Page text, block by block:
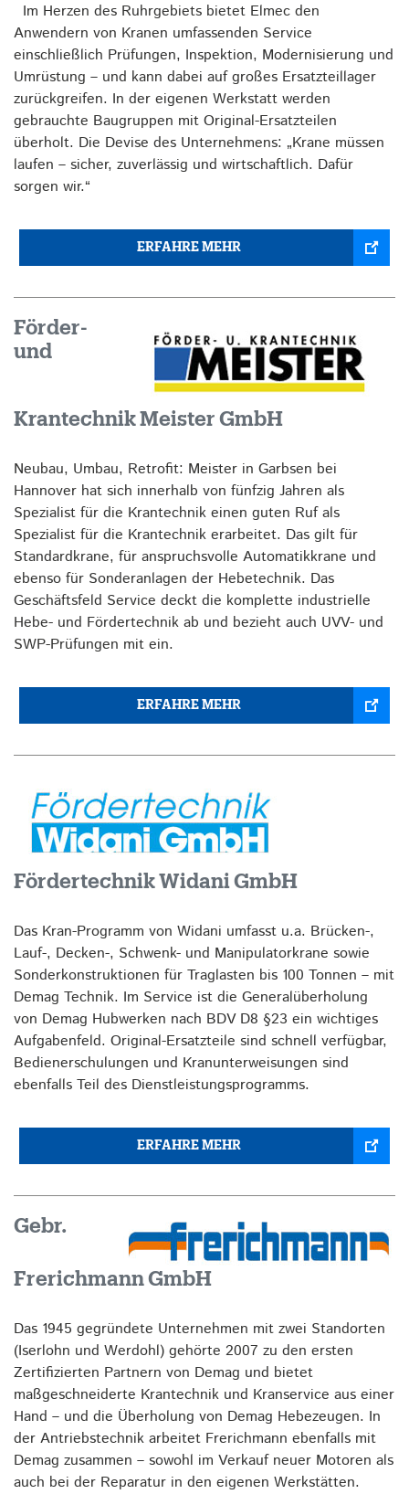
Im Herzen des Ruhrgebiets bietet Elmec den
Anwendern von Kranen umfassenden Service
einschließlich Prüfungen, Inspektion, Modernisierung und
Umrüstung – und kann dabei auf großes Ersatzteillager
zurückgreifen. In der eigenen Werkstatt werden
gebrauchte Baugruppen mit Original-Ersatzteilen
überholt. Die Devise des Unternehmens: „Krane müssen
laufen – sicher, zuverlässig und wirtschaftlich. Dafür
sorgen wir.“
ERFAHRE MEHR
Förder-
und
Krantechnik Meister GmbH
Neubau, Umbau, Retrofit: Meister in Garbsen bei
Hannover hat sich innerhalb von fünfzig Jahren als
Spezialist für die Krantechnik einen guten Ruf als
Spezialist für die Krantechnik erarbeitet. Das gilt für
Standardkrane, für anspruchsvolle Automatikkrane und
ebenso für Sonderanlagen der Hebetechnik. Das
Geschäftsfeld Service deckt die komplette industrielle
Hebe- und Fördertechnik ab und bezieht auch UVV- und
SWP-Prüfungen mit ein.
ERFAHRE MEHR
Fördertechnik Widani GmbH
Das Kran-Programm von Widani umfasst u.a. Brücken-,
Lauf-, Decken-, Schwenk- und Manipulatorkrane sowie
Sonderkonstruktionen für Traglasten bis 100 Tonnen – mit
Demag Technik. Im Service ist die Generalüberholung
von Demag Hubwerken nach BDV D8 §23 ein wichtiges
Aufgabenfeld. Original-Ersatzteile sind schnell verfügbar,
Bedienerschulungen und Kranunterweisungen sind
ebenfalls Teil des Dienstleistungsprogramms.
ERFAHRE MEHR
Gebr.
Frerichmann GmbH
Das 1945 gegründete Unternehmen mit zwei Standorten
(Iserlohn und Werdohl) gehörte 2007 zu den ersten
Zertifizierten Partnern von Demag und bietet
maßgeschneiderte Krantechnik und Kranservice aus einer
Hand – und die Überholung von Demag Hebezeugen. In
der Antriebstechnik arbeitet Frerichmann ebenfalls mit
Demag zusammen – sowohl im Verkauf neuer Motoren als
auch bei der Reparatur in den eigenen Werkstätten.